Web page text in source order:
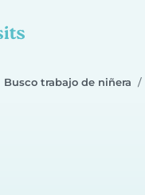
Busco trabajo de niñera